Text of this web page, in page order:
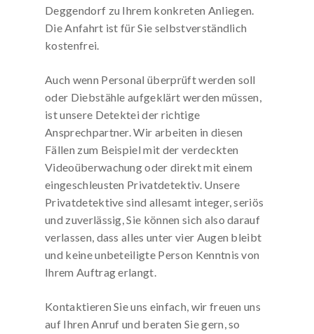
Deggendorf zu Ihrem konkreten Anliegen.
Die Anfahrt ist für Sie selbstverständlich
kostenfrei.
Auch wenn Personal überprüft werden soll
oder Diebstähle aufgeklärt werden müssen,
ist unsere Detektei der richtige
Ansprechpartner. Wir arbeiten in diesen
Fällen zum Beispiel mit der verdeckten
Videoüberwachung oder direkt mit einem
eingeschleusten Privatdetektiv. Unsere
Privatdetektive sind allesamt integer, seriös
und zuverlässig, Sie können sich also darauf
verlassen, dass alles unter vier Augen bleibt
und keine unbeteiligte Person Kenntnis von
Ihrem Auftrag erlangt.
Kontaktieren Sie uns einfach, wir freuen uns
auf Ihren Anruf und beraten Sie gern, so